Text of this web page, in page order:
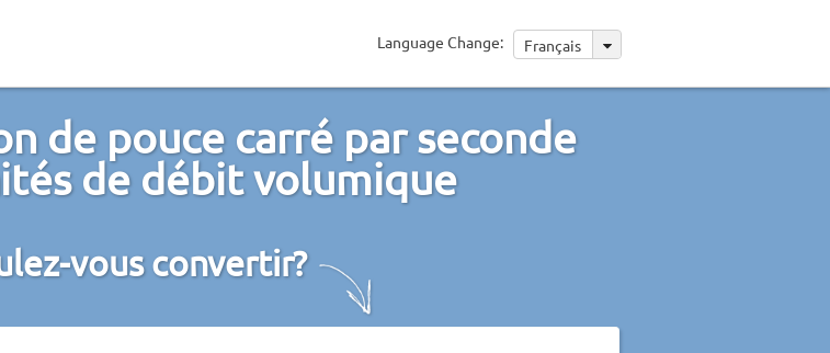
Language Change: Français
de pouce carré par seconde
de débit volumique
vous convertir?